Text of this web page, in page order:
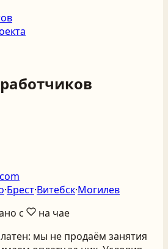
·Брест·Витебск·Могилев
с
на чае
мы не продаём занятия